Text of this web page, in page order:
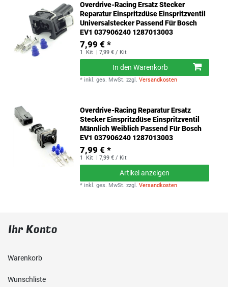
Overdrive-Racing Ersatz Stecker
Reparatur Einspritzdüse Einspritzventil
Universalstecker Passend Für Bosch
EV1 037906240 1287013003
7,99 € *
1 Kit | 7,99 € / Kit
In den Warenkorb
* inkl. ges. MwSt. zzgl.Versandkosten
Overdrive-Racing Reparatur Ersatz
Stecker Einspritzdüse Einspritzventil
Männlich Weiblich Passend Für Bosch
EV1 037906240 1287013003
7,99 € *
1 Kit | 7,99 € / Kit
Artikel anzeigen
* inkl. ges. MwSt. zzgl.Versandkosten
Ihr Konto
Warenkorb
Wunschliste